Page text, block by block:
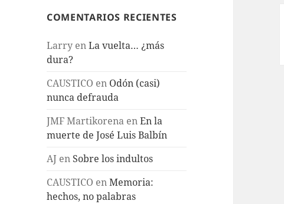
COMENTARIOS RECIENTES
Larry enLa vuelta… ¿más
dura?
CAUSTICO en Odón (casi)
nunca defrauda
JMF Martikorena enEn la
muerte de José Luis Balbín
AJ en Sobre los indultos
CAUSTICO enMemoria:
hechos, no palabras